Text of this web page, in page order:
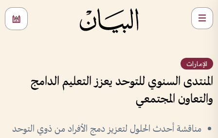
الإمارات
المنتدى السنوي للتوحد يعزز التعليم الدامج
والتعاون المجتمعي
مناقشة أحدث الحلول لتعزيز دمج الأفراد من ذوي التوحد